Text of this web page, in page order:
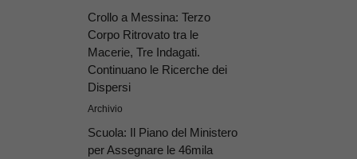
Crollo a Messina: Terzo
Corpo Ritrovato tra le
Macerie, Tre Indagati.
Continuano le Ricerche dei
Dispersi
Archivio
Scuola: Il Piano del Ministero
per Assegnare le 46mila